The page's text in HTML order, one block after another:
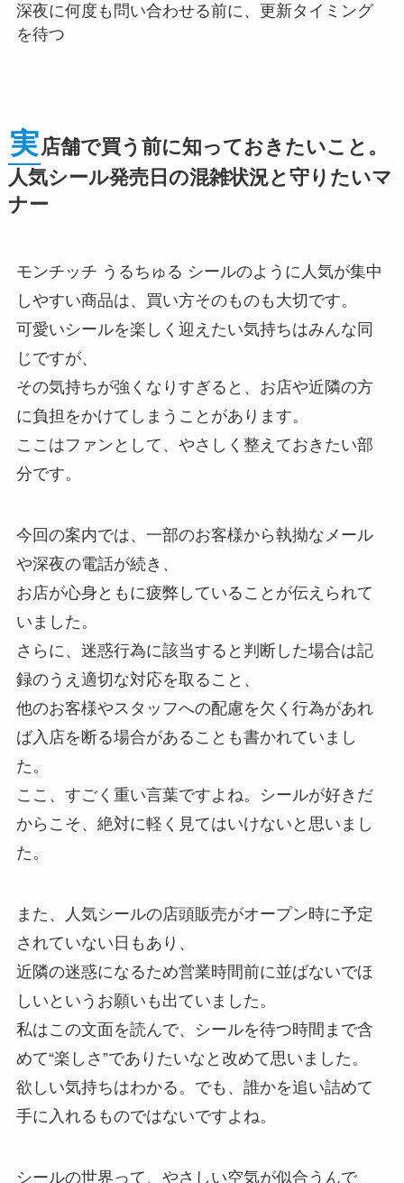
深夜に何度も問い合わせる前に、更新タイミング
を待つ
実店舗で買う前に知っておきたいこと。
人気シール発売日の混雑状況と守りたいマ
ナー
モンチッチ うるちゅる シールのように人気が集中
しやすい商品は、買い方そのものも大切です。
可愛いシールを楽しく迎えたい気持ちはみんな同
じですが、
その気持ちが強くなりすぎると、お店や近隣の方
に負担をかけてしまうことがあります。
ここはファンとして、やさしく整えておきたい部
分です。
今回の案内では、一部のお客様から執拗なメール
や深夜の電話が続き、
お店が心身ともに疲弊していることが伝えられて
いました。
さらに、迷惑行為に該当すると判断した場合は記
録のうえ適切な対応を取ること、
他のお客様やスタッフへの配慮を欠く行為があれ
ば入店を断る場合があることも書かれていまし
た。
ここ、すごく重い言葉ですよね。シールが好きだ
からこそ、絶対に軽く見てはいけないと思いまし
た。
また、人気シールの店頭販売がオープン時に予定
されていない日もあり、
近隣の迷惑になるため営業時間前に並ばないでほ
しいというお願いも出ていました。
私はこの文面を読んで、シールを待つ時間まで含
めて“楽しさ”でありたいなと改めて思いました。
欲しい気持ちはわかる。でも、誰かを追い詰めて
手に入れるものではないですよね。
シールの世界って、やさしい空気が似合うんで